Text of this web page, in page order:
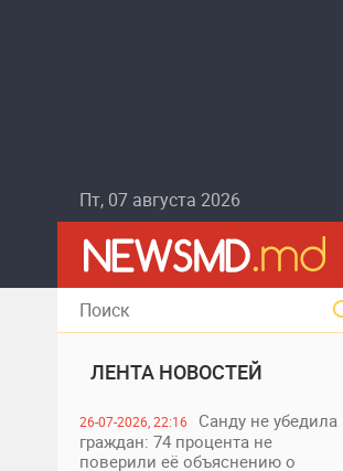
Пт, 07 августа 2026
ЛЕНТА НОВОСТЕЙ
26-07-2026, 22:16
Санду не убедила
граждан: 74 процента не
поверили её объяснению о